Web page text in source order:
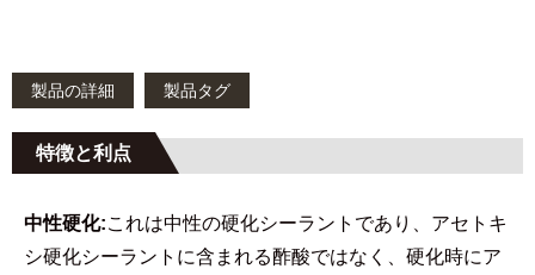
製品の詳細 製品タグ
特徴と利点
中性硬化:これは中性の硬化シーラントであり、アセトキ
シ硬化シーラントに含まれる酢酸ではなく、硬化時にア